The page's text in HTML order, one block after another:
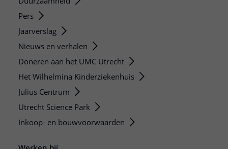
Pers
Jaarverslag
Nieuws en verhalen
Doneren aan het UMC Utrecht
Het Wilhelmina Kinderziekenhuis
Julius Centrum
Utrecht Science Park
Inkoop- en bouwvoorwaarden